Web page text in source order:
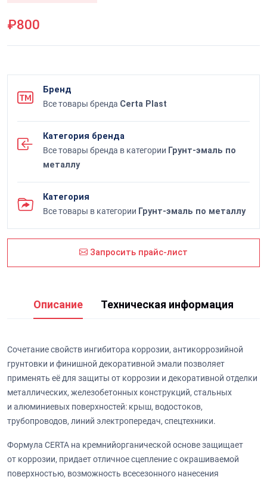
₽800
Бренд
Все товары бренда Certa Plast
Категория бренда
Все товары бренда в категории Грунт-эмаль по
металлу
Категория
Все товары в категории Грунт-эмаль по металлу
Запросить прайс-лист
Описание Техническая информация
Сочетание свойств ингибитора коррозии, антикоррозийной
грунтовки и финишной декоративной эмали позволяет
применять её для защиты от коррозии и декоративной отделки
металлических, железобетонных конструкций, стальных
и алюминиевых поверхностей: крыш, водостоков,
трубопроводов, линий электропередач, спецтехники.
Формула CERTA на кремнийорганической основе защищает
от коррозии, придает отличное сцепление с окрашиваемой
поверхностью, возможность всесезонного нанесения